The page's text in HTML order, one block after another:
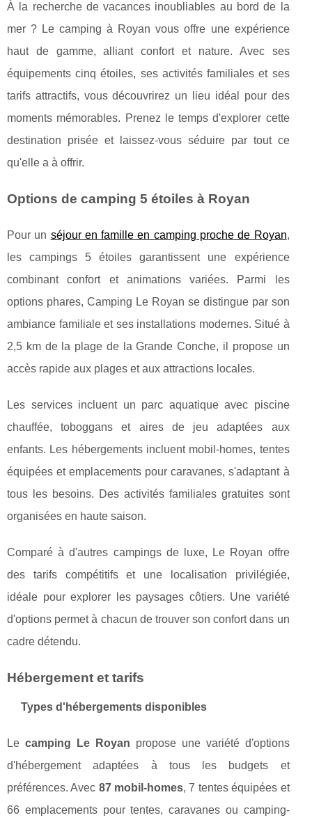
À la recherche de vacances inoubliables au bord de la
mer ? Le camping à Royan vous offre une expérience
haut de gamme, alliant confort et nature. Avec ses
équipements cinq étoiles, ses activités familiales et ses
tarifs attractifs, vous découvrirez un lieu idéal pour des
moments mémorables. Prenez le temps d'explorer cette
destination prisée et laissez-vous séduire par tout ce
qu'elle a à offrir.
Options de camping 5 étoiles à Royan
Pour un séjour en famille en camping proche de Royan,
les campings 5 étoiles garantissent une expérience
combinant confort et animations variées. Parmi les
options phares, Camping Le Royan se distingue par son
ambiance familiale et ses installations modernes. Situé à
2,5 km de la plage de la Grande Conche, il propose un
accès rapide aux plages et aux attractions locales.
Les services incluent un parc aquatique avec piscine
chauffée, toboggans et aires de jeu adaptées aux
enfants. Les hébergements incluent mobil-homes, tentes
équipées et emplacements pour caravanes, s'adaptant à
tous les besoins. Des activités familiales gratuites sont
organisées en haute saison.
Comparé à d'autres campings de luxe, Le Royan offre
des tarifs compétitifs et une localisation privilégiée,
idéale pour explorer les paysages côtiers. Une variété
d'options permet à chacun de trouver son confort dans un
cadre détendu.
Hébergement et tarifs
Types d'hébergements disponibles
Le camping Le Royan propose une variété d'options
d'hébergement adaptées à tous les budgets et
préférences. Avec 87 mobil-homes, 7 tentes équipées et
66 emplacements pour tentes, caravanes ou camping-